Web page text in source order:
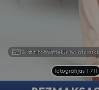
Skatīt fotoattēlus no
fotogrāfijas 1 /11